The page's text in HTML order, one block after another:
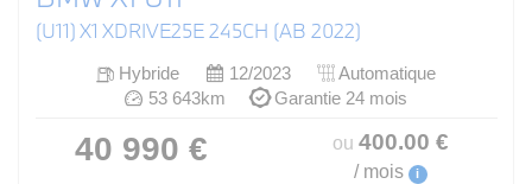
(U11) X1 XDRIVE25E 245CH (AB 2022)
Hybride 12/2023
Automatique
53 643km
Garantie 24 mois
40 990 € ou 400.00 €
/ mois i